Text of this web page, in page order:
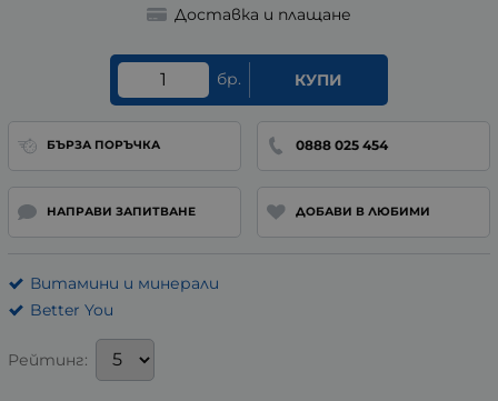
Доставка и плащане
бр. КУПИ
БЪРЗА ПОРЪЧКА 0888 025 454
НАПРАВИ ЗАПИТВАНЕ ДОБАВИ В ЛЮБИМИ
Витамини и минерали
Better You
Рейтинг: